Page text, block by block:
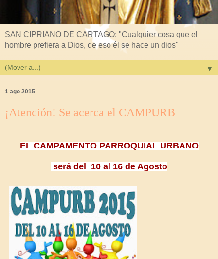
SAN CIPRIANO DE CARTAGO: "Cualquier cosa que el
hombre prefiera a Dios, de eso él se hace un dios"
▼
1 ago 2015
¡Atención! Se acerca el CAMPURB
EL CAMPAMENTO PARROQUIAL URBANO
será del 10 al 16 de Agosto